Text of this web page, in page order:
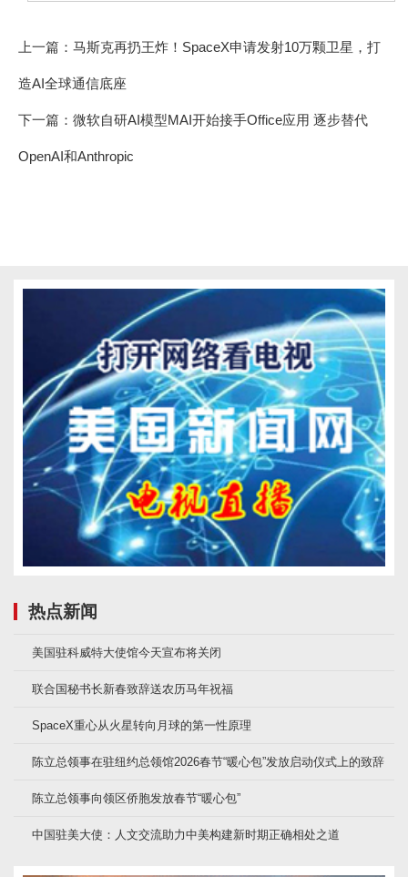
上一篇： 马斯克再扔王炸！SpaceX申请发射10万颗卫星，打
造AI全球通信底座
下一篇： 微软自研AI模型MAI开始接手Office应用 逐步替代
OpenAI和Anthropic
热点新闻
美国驻科威特大使馆今天宣布将关闭
联合国秘书长新春致辞送农历马年祝福
SpaceX重心从火星转向月球的第一性原理
陈立总领事在驻纽约总领馆2026春节“暖心包”发放启动仪式上的致辞
陈立总领事向领区侨胞发放春节“暖心包”
中国驻美大使：人文交流助力中美构建新时期正确相处之道